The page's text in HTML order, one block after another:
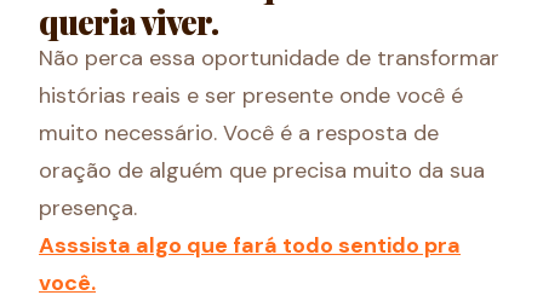
queria viver.
Não perca essa oportunidade de transformar
histórias reais e ser presente onde você é
muito necessário. Você é a resposta de
oração de alguém que precisa muito da sua
presença.
Asssista algo que fará todo sentido pra
você.